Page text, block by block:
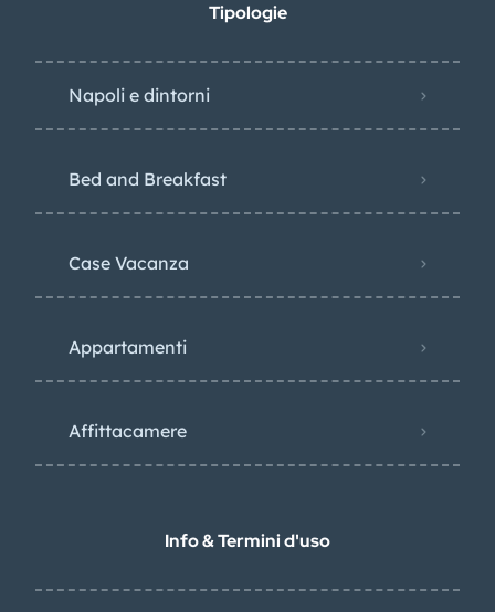
Tipologie
Napoli e dintorni
Bed and Breakfast
Case Vacanza
Appartamenti
Affittacamere
Info & Termini d'uso